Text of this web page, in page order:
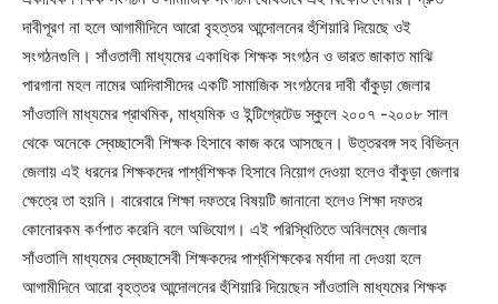
দাবীপূরণ না হলে আগামীদিনে আরো বৃহত্তর আন্দোলনের হুঁশিয়ারি দিয়েছে ওই
সংগঠনগুলি। সাঁওতালী মাধ্যমের একাধিক শিক্ষক সংগঠন ও ভারত জাকাত মাঝি
পারগানা মহল নামের আদিবাসীদের একটি সামাজিক সংগঠনের দাবী বাঁকুড়া জেলার
সাঁওতালি মাধ্যমের প্রাথমিক, মাধ্যমিক ও ইন্টিগ্রেটেড স্কুলে ২০০৭ -২০০৮ সাল
থেকে অনেকে স্বেচ্ছাসেবী শিক্ষক হিসাবে কাজ করে আসছেন। উত্তরবঙ্গ সহ বিভিন্ন
জেলায় এই ধরনের শিক্ষকদের পার্শ্বশিক্ষক হিসাবে নিয়োগ দেওয়া হলেও বাঁকুড়া জেলার
ক্ষেত্রে তা হয়নি। বারেবারে শিক্ষা দফতরে বিষয়টি জানানো হলেও শিক্ষা দফতর
কোনোরকম কর্ণপাত করেনি বলে অভিযোগ। এই পরিস্থিতিতে অবিলম্বে জেলার
সাঁওতালি মাধ্যমের স্বেচ্ছাসেবী শিক্ষকদের পার্শ্বশিক্ষকের মর্যাদা না দেওয়া হলে
আগামীদিনে আরো বৃহত্তর আন্দোলনের হুঁশিয়ারি দিয়েছেন সাঁওতালি মাধ্যমের শিক্ষক